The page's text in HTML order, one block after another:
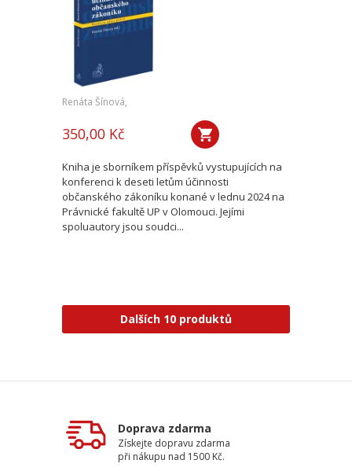
Renáta Šínová,
350,00 Kč
Kniha je sborníkem příspěvků vystupujících na
konferenci k deseti letům účinnosti
občanského zákoníku konané v lednu 2024 na
Právnické fakultě UP v Olomouci. Jejími
spoluautory jsou soudci...
Dalších 10 produktů
Doprava zdarma
Získejte dopravu zdarma
při nákupu nad 1500 Kč.